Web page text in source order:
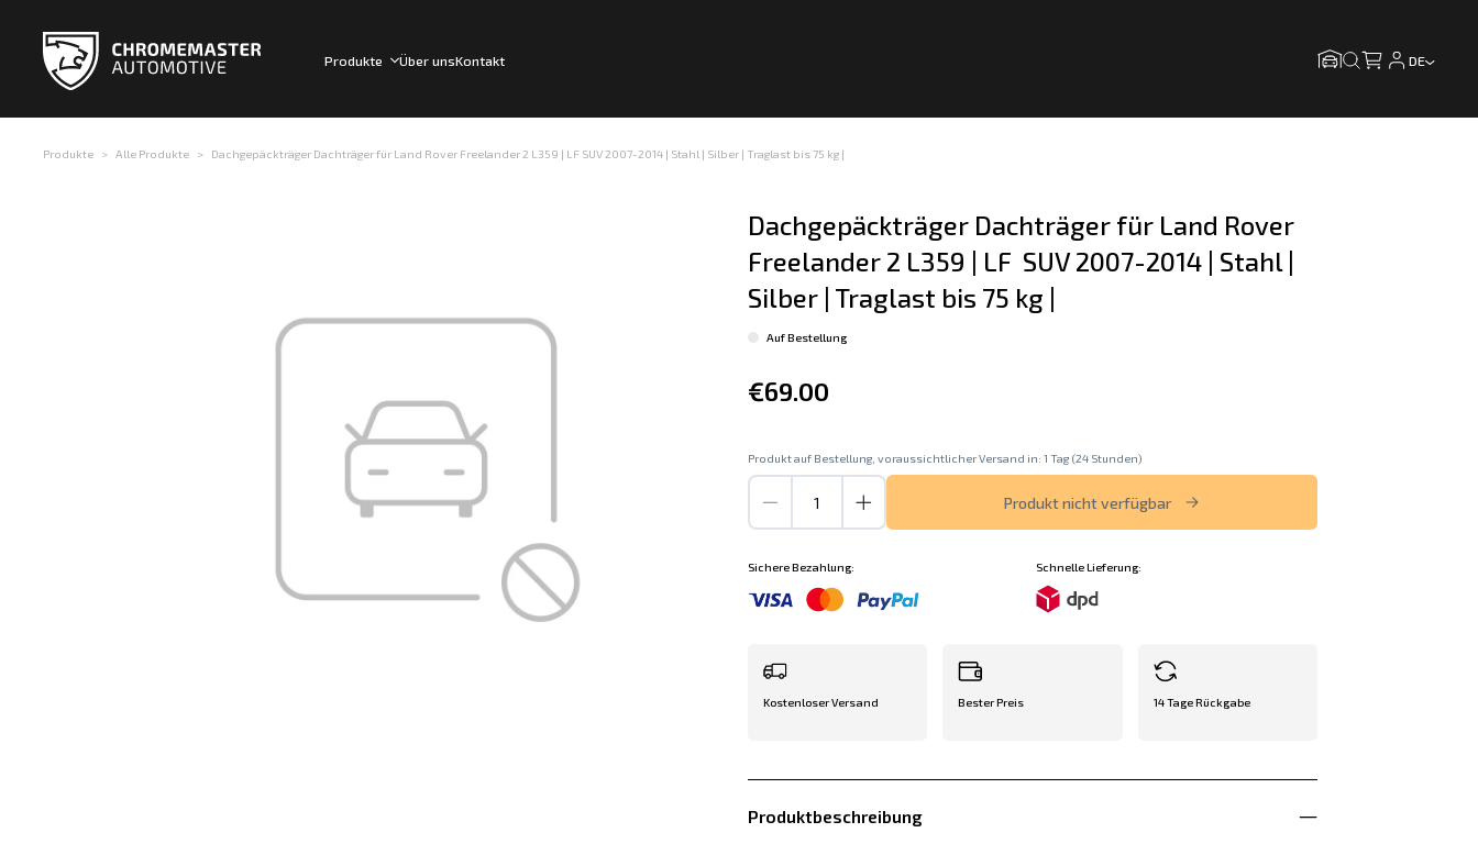
Produkte Über unsKontakt DE
Produkte Alle Produkte Dachgepäckträger Dachträger für Land Rover Freelander 2 L359 | LF SUV 2007-2014 | Stahl | Silber | Traglast bis 75 kg |
Dachgepäckträger Dachträger für Land Rover
Freelander 2 L359 | LF  SUV 2007-2014 | Stahl |
Silber | Traglast bis 75 kg |
Auf Bestellung
€69.00
Produkt auf Bestellung, voraussichtlicher Versand in: 1 Tag (24 Stunden)
Produkt nicht verfügbar
Sichere Bezahlung: Schnelle Lieferung:
Kostenloser Versand Bester Preis 14 Tage Rückgabe
Produktbeschreibung